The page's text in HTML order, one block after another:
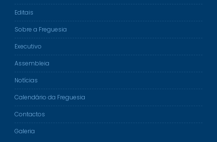
Editais
Sobre a Freguesia
Executivo
Assembleia
Notícias
Calendário da Freguesia
Contactos
Galeria